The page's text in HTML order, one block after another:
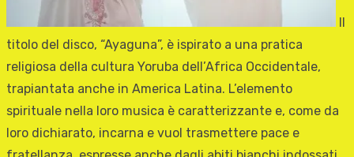
titolo del disco, “Ayaguna”, è ispirato a una pratica
religiosa della cultura Yoruba dell’Africa Occidentale,
trapiantata anche in America Latina. L’elemento
spirituale nella loro musica è caratterizzante e, come da
loro dichiarato, incarna e vuol trasmettere pace e